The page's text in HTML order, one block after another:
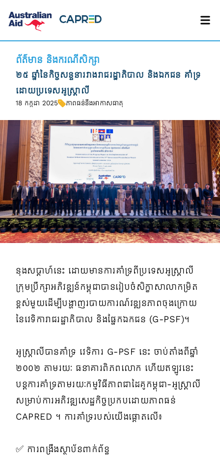
ព័ត៌មាន និងករណីសិក្សា
២៥ ឆ្នាំនៃកិច្ចសន្ទនារវាងរាជរដ្ឋាភិបាល និងឯកជន គាំទ្រ
ដោយប្រទេសអូស្ត្រាលី
18 កក្កដា 2025 ភាពធន់នឹងអាកាសធាតុ
នុងសប្តាហ៍នេះ ដោយមានការគាំទ្រពីប្រទេសអូស្រ្តាលី
ក្រុមប្រឹក្សាអភិវឌ្ឍន៍កម្ពុជាបានរៀបចំសិក្ខាសាលាកម្រិត
ខ្ពស់មួយដើម្បីបង្ហាញរបាយការណ៍វឌ្ឍនភាពចុងក្រោយ
នៃវេទិការាជរដ្ឋាភិបាល និងផ្នែកឯកជន (G-PSF)។
អូស្ត្រាលីបានគាំទ្រ វេទិការ G-PSF នេះ ចាប់តាំងពីឆ្នាំ
២០០២ តាមរយៈ ធនាគារពិភពលោក ហើយឥឡូវនេះ
បន្តការគាំទ្រតាមរយៈកម្មវិធីភាពជាដៃគូកម្ពុជា-អូស្ត្រាលី
សម្រាប់ការអភិវឌ្ឍសេដ្ឋកិច្ចប្រកបដោយភាពធន់
CAPRED ។ ការគាំទ្ររបស់យើងផ្តោតលើ៖
✅ ការពង្រឹងស្ថាប័នពាក់ព័ន្ធ